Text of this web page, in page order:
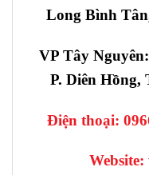
Long Bình
VP Tây
P. Diên Hồng,
Điện thoại: